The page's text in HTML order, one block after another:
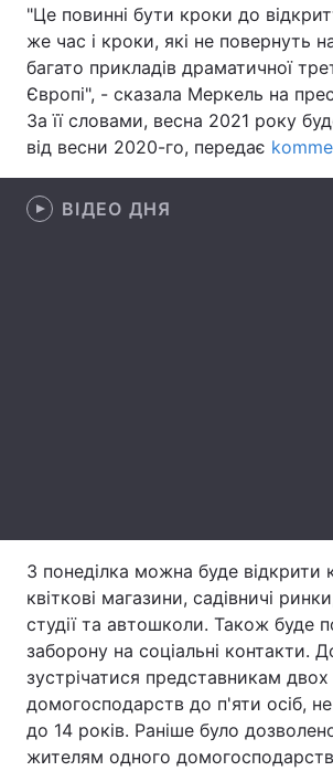
Екологія Регіони
Лонгріди
Відео з Youtube Статті
Інтерв'ю Думки
Архів
"Це повинні бути кроки до
же час і кроки, які не повернуть
багато прикладів драматичної
Європі", - сказала Меркель на
За її словами, весна 2021 року
від весни 2020-го, передає
ВІДЕО ДНЯ
З понеділка можна буде відкрити
квіткові магазини, садівничі
студії та автошколи. Також буде
заборону на соціальні контакти.
зустрічатися представникам двох
домогосподарств до п'яти осіб,
до 14 років. Раніше було
жителям одного